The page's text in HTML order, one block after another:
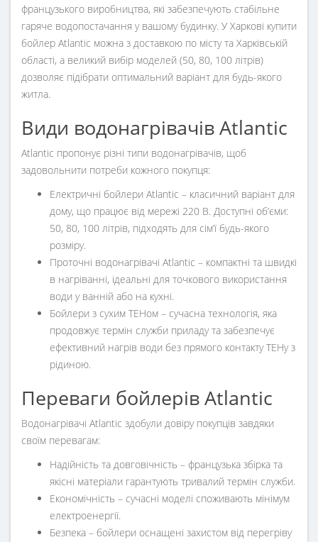
французького виробництва, які забезпечують стабільне
гаряче водопостачання у вашому будинку. У Харкові купити
бойлер Atlantic можна з доставкою по місту та Харківській
області, а великий вибір моделей (50, 80, 100 літрів)
дозволяє підібрати оптимальний варіант для будь-якого
житла.
Види водонагрівачів Atlantic
Atlantic пропонує різні типи водонагрівачів, щоб
задовольнити потреби кожного покупця:
Електричні бойлери Atlantic – класичний варіант для
дому, що працює від мережі 220 В. Доступні об’єми:
50, 80, 100 літрів, підходять для сім’ї будь-якого
розміру.
Проточні водонагрівачі Atlantic – компактні та швидкі
в нагріванні, ідеальні для точкового використання
води у ванній або на кухні.
Бойлери з сухим ТЕНом – сучасна технологія, яка
продовжує термін служби приладу та забезпечує
ефективний нагрів води без прямого контакту ТЕНу з
рідиною.
Переваги бойлерів Atlantic
Водонагрівачі Atlantic здобули довіру покупців завдяки
своїм перевагам:
Надійність та довговічність – французька збірка та
якісні матеріали гарантують тривалий термін служби.
Економічність – сучасні моделі споживають мінімум
електроенергії.
Безпека – бойлери оснащені захистом від перегріву